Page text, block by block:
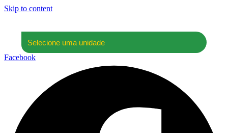
Skip to content
Facebook